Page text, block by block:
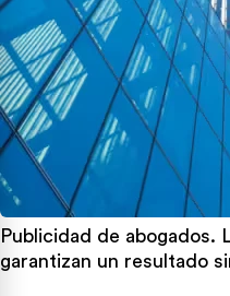
Publicidad de abogados.
garantizan un resultado